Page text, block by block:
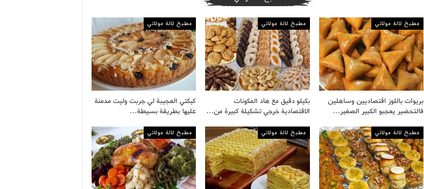
مطبخ لالة مولاتي
بريوات باللوز اقتصاديين وساهلين
فالتحضير يعجبو الكبير الصغير…
مطبخ لالة مولاتي
بكيلو دقيق مع هاد المكونات
الاقتصادية خرجي تشكيلة كبيرة من…
مطبخ لالة مولاتي
كيكتي العجيبة لي جربت وليت مدمنة
عليها بطريقة بسيطة…
مطبخ لالة مولاتي مطبخ لالة مولاتي مطبخ لالة مولاتي